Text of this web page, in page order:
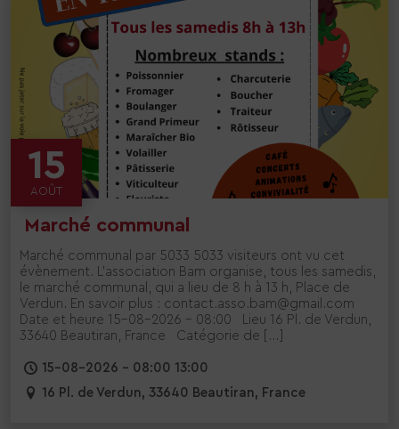
15
AOÛT
Marché communal
Marché communal par 5033 5033 visiteurs ont vu cet
évènement. L’association Bam organise, tous les samedis,
le marché communal, qui a lieu de 8 h à 13 h, Place de
Verdun. En savoir plus : contact.asso.bam@gmail.com
Date et heure 15-08-2026 - 08:00 Lieu 16 Pl. de Verdun,
33640 Beautiran, France Catégorie de […]
15-08-2026 - 08:00 13:00
16 Pl. de Verdun, 33640 Beautiran, France